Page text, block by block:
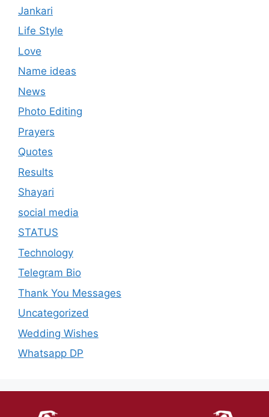
Jankari
Life Style
Love
Name ideas
News
Photo Editing
Prayers
Quotes
Results
Shayari
social media
STATUS
Technology
Telegram Bio
Thank You Messages
Uncategorized
Wedding Wishes
Whatsapp DP